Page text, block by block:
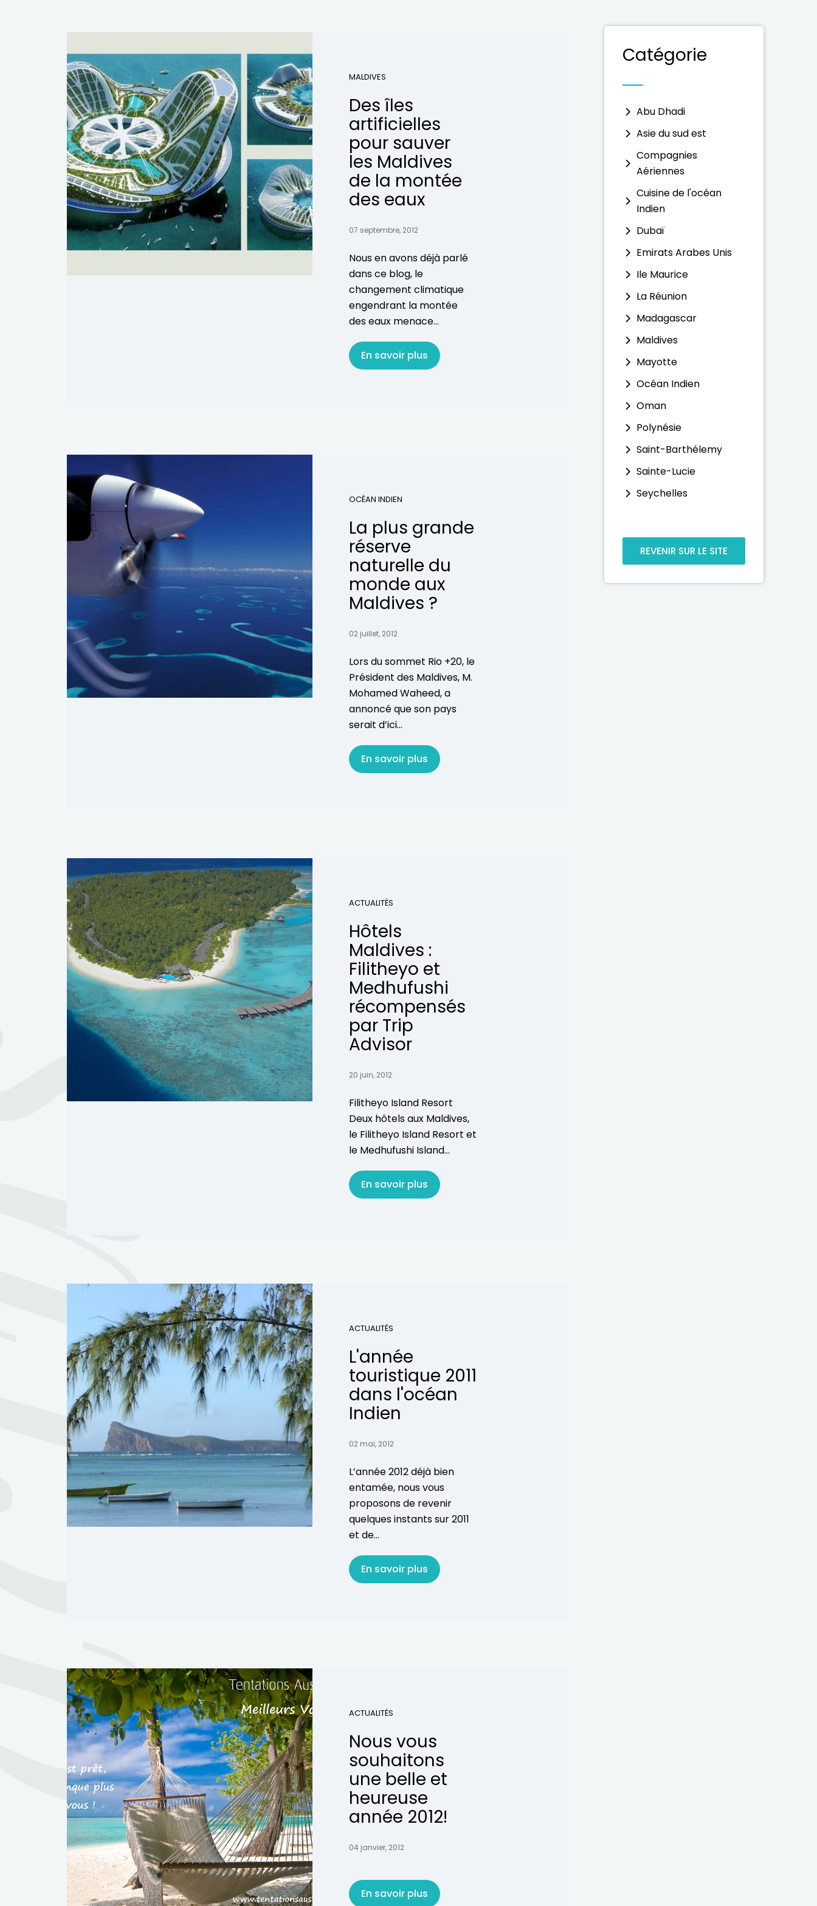
MALDIVES
Des îles
artificielles
pour sauver
les Maldives
de la montée
des eaux
07 septembre, 2012
Nous en avons déjà parlé
dans ce blog, le
changement climatique
engendrant la montée
des eaux menace...
En savoir plus
OCÉAN INDIEN
La plus grande
réserve
naturelle du
monde aux
Maldives ?
02 juillet, 2012
Lors du sommet Rio +20, le
Président des Maldives, M.
Mohamed Waheed, a
annoncé que son pays
serait d’ici...
En savoir plus
ACTUALITÉS
Hôtels
Maldives :
Filitheyo et
Medhufushi
récompensés
par Trip
Advisor
20 juin, 2012
Filitheyo Island Resort
Deux hôtels aux Maldives,
le Filitheyo Island Resort et
le Medhufushi Island...
En savoir plus
ACTUALITÉS
L'année
touristique 2011
dans l'océan
Indien
02 mai, 2012
L’année 2012 déjà bien
entamée, nous vous
proposons de revenir
quelques instants sur 2011
et de...
En savoir plus
ACTUALITÉS
Nous vous
souhaitons
une belle et
heureuse
année 2012!
04 janvier, 2012
En savoir plus
Catégorie
Abu Dhadi
Asie du sud est
Compagnies
Aériennes
Cuisine de l'océan
Indien
Dubaï
Emirats Arabes Unis
Ile Maurice
La Réunion
Madagascar
Maldives
Mayotte
Océan Indien
Oman
Polynésie
Saint-Barthélemy
Sainte-Lucie
Seychelles
REVENIR SUR LE SITE